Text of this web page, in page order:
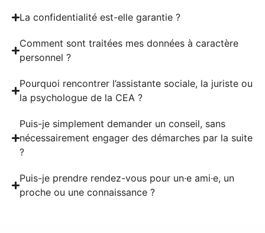
La confidentialité est-elle garantie ?
Comment sont traitées mes données à caractère
personnel ?
Pourquoi rencontrer l’assistante sociale, la juriste ou
la psychologue de la CEA ?
Puis-je simplement demander un conseil, sans
nécessairement engager des démarches par la suite
?
Puis-je prendre rendez-vous pour un·e ami·e, un
proche ou une connaissance ?